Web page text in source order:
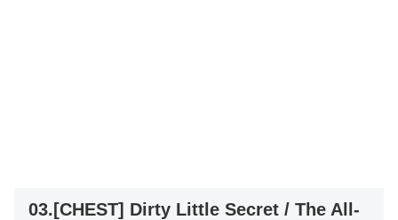
03.[CHEST] Dirty Little Secret / The All-